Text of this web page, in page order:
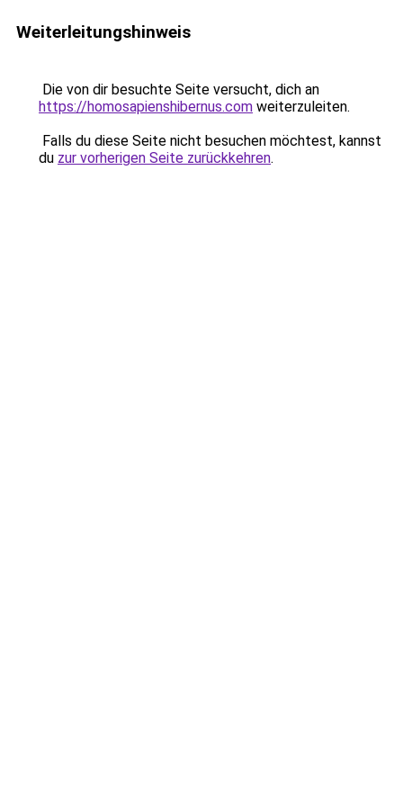
Weiterleitungshinweis
Die von dir besuchte Seite versucht, dich an
https://homosapienshibernus.com weiterzuleiten.
Falls du diese Seite nicht besuchen möchtest, kannst
du zur vorherigen Seite zurückkehren.